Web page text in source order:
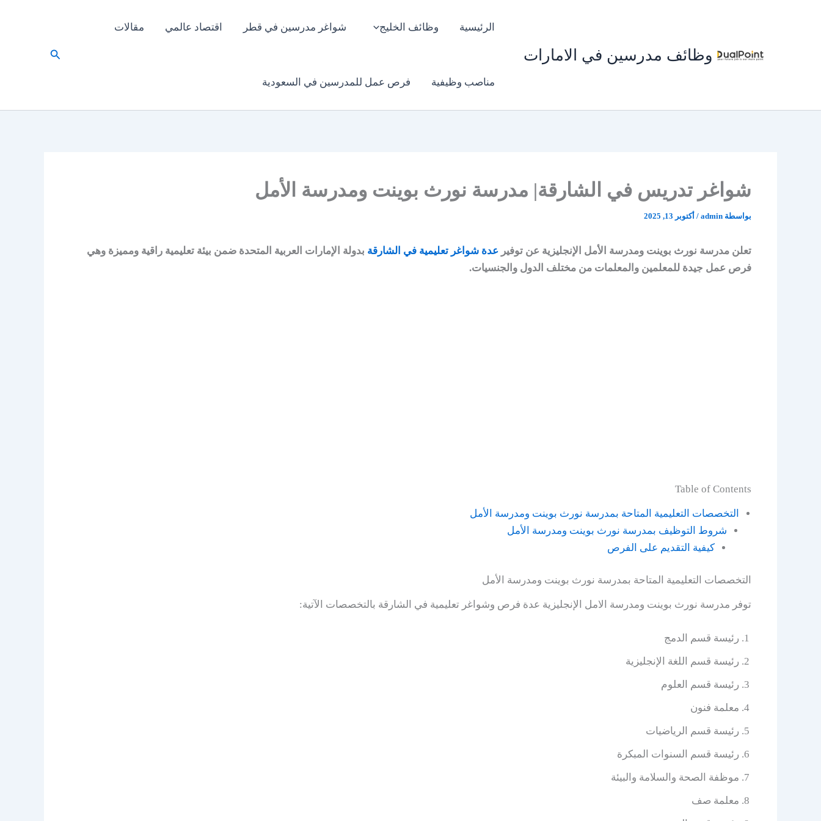
وظائف مدرسين في الامارات
الرئيسية وظائف الخليج شواغر مدرسين في قطر اقتصاد عالمي مقالات
مناصب وظيفية فرص عمل للمدرسين في السعودية
البحث
شواغر تدريس في الشارقة| مدرسة نورث بوينت ومدرسة الأمل
بواسطة admin
/أكتوبر 13, 2025
تعلن مدرسة نورث بوينت ومدرسة الأمل الإنجليزية عن توفيرعدة شواغر تعليمية في الشارقة بدولة الإمارات العربية المتحدة ضمن بيئة تعليمية راقية ومميزة وهي
فرص عمل جيدة للمعلمين والمعلمات من مختلف الدول والجنسيات.
Table of Contents
التخصصات التعليمية المتاحة بمدرسة نورث بوينت ومدرسة الأمل
شروط التوظيف بمدرسة نورث بوينت ومدرسة الأمل
كيفية التقديم على الفرص
التخصصات التعليمية المتاحة بمدرسة نورث بوينت ومدرسة الأمل
توفر مدرسة نورث بوينت ومدرسة الامل الإنجليزية عدة فرص وشواغر تعليمية في الشارقة بالتخصصات الآتية:
رئيسة قسم الدمج
رئيسة قسم اللغة الإنجليزية
رئيسة قسم العلوم
معلمة فنون
رئيسة قسم الرياضيات
رئيسة قسم السنوات المبكرة
موظفة الصحة والسلامة والبيئة
معلمة صف